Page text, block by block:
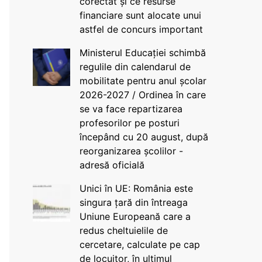
financiare sunt alocate unui
astfel de concurs important
Ministerul Educației schimbă
regulile din calendarul de
mobilitate pentru anul școlar
2026-2027 / Ordinea în care
se va face repartizarea
profesorilor pe posturi
începând cu 20 august, după
reorganizarea școlilor -
adresă oficială
Unici în UE: România este
singura țară din întreaga
Uniune Europeană care a
redus cheltuielile de
cercetare, calculate pe cap
de locuitor, în ultimul